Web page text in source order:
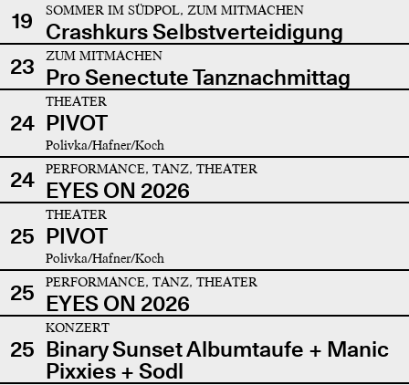
19 SOMMER IM SÜDPOL, ZUM MITMACHEN
Crashkurs Selbstverteidigung
23
ZUM MITMACHEN
Pro Senectute Tanznachmittag
24
THEATER
PIVOT
Polivka/Hafner/Koch
24 PERFORMANCE, TANZ, THEATER
EYES ON 2026
25
THEATER
PIVOT
Polivka/Hafner/Koch
25 PERFORMANCE, TANZ, THEATER
EYES ON 2026
25
KONZERT
Binary Sunset Albumtaufe + Manic
Pixxies + Sodl